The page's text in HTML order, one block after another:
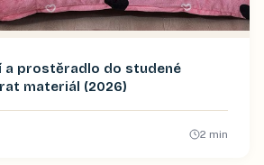
a prostěradlo do studené
materiál (2026)
2 min